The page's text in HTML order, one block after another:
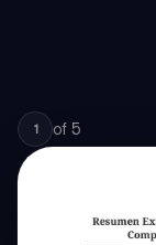
1 of 5